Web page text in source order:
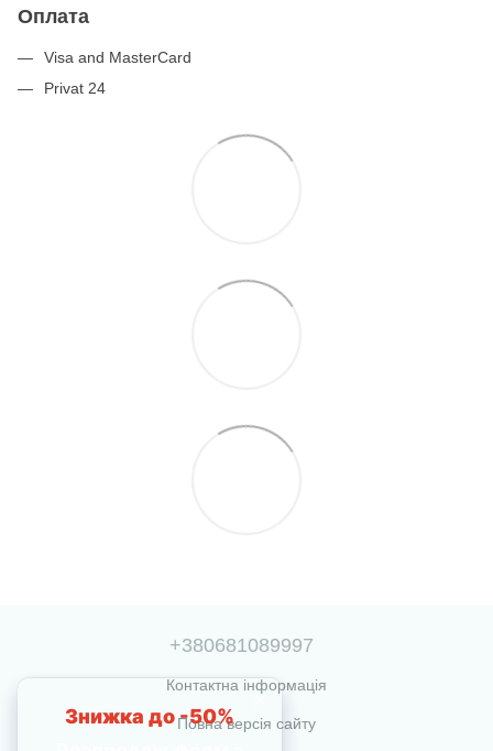
Оплата
Visa and MasterCard
Privat 24
+380681089997
Контактна інформація
Повна версія сайту